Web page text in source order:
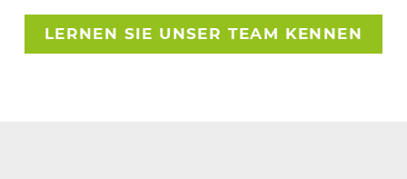
LERNEN SIE UNSER TEAM KENNEN